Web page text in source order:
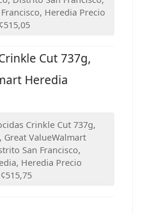
Heredia Precio
Cut 737g,
Heredia
Crinkle Cut 737g,
Great ValueWalmart
San Francisco,
Heredia Precio